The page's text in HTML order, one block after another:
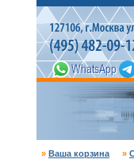
» Ваша корзина »